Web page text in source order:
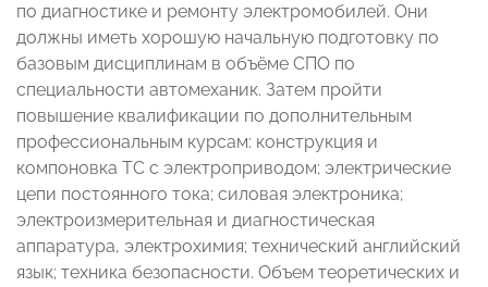
по диагностике и ремонту электромобилей. Они
должны иметь хорошую начальную подготовку по
базовым дисциплинам в объёме СПО по
специальности автомеханик. Затем пройти
повышение квалификации по дополнительным
профессиональным курсам: конструкция и
компоновка ТС с электроприводом; электрические
цепи постоянного тока; силовая электроника;
электроизмерительная и диагностическая
аппаратура, электрохимия; технический английский
язык; техника безопасности. Объем теоретических и